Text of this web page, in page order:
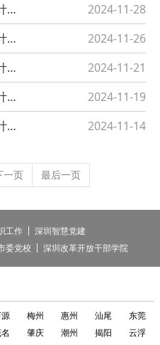
2024-11-28
琛
2024-11-26
源
2024-11-21
宏
2024-11-19
敏
2024-11-14
一页 最后一页
工作 | 深圳智慧党建
委党校 | 深圳改革开放干部学院
梅州 惠州 汕尾
东莞
肇庆 潮州 揭阳 云浮